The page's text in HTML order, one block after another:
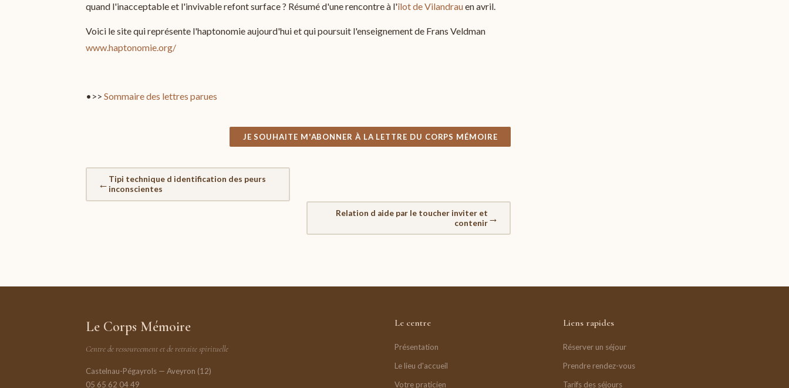
quand l'inacceptable et l'invivable refont surface ? Résumé d'une rencontre à l'îlot de Vilandrauen avril.
Voici le site qui représente l'haptonomie aujourd'hui et qui poursuit l'enseignement de Frans Veldman
www.haptonomie.org/
•>> Sommaire des lettres parues
JE SOUHAITE M'ABONNER À LA LETTRE DU CORPS MÉMOIRE
← Tipi technique d identification des peurs
inconscientes
Relation d aide par le toucher inviter et
contenir→
Le Corps Mémoire
Centre de ressourcement et de retraite spirituelle
Castelnau-Pégayrols — Aveyron (12)
05 65 62 04 49
Le centre
Présentation
Le lieu d'accueil
Votre praticien
Liens rapides
Réserver un séjour
Prendre rendez-vous
Tarifs des séjours